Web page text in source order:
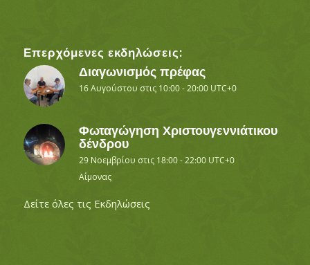
Επερχόμενες εκδηλώσεις:
Διαγωνισμός πρέφας
16 Αυγούστου στις 10:00-20:00 UTC+0
Φωταγώγηση Χριστουγεννιάτικου
δένδρου
29 Νοεμβρίου στις 18:00-22:00 UTC+0
Αΐμονας
Δείτε όλες τις Εκδηλώσεις